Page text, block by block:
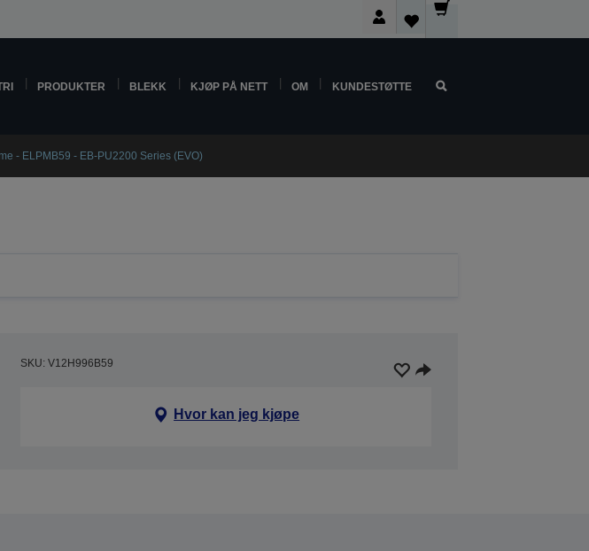
PRODUKTER BLEKK KJØP PÅ NETT OM KUNDESTØTTE
- ELPMB59 - EB-PU2200 Series (EVO)
SKU: V12H996B59
Hvor kan jeg kjøpe